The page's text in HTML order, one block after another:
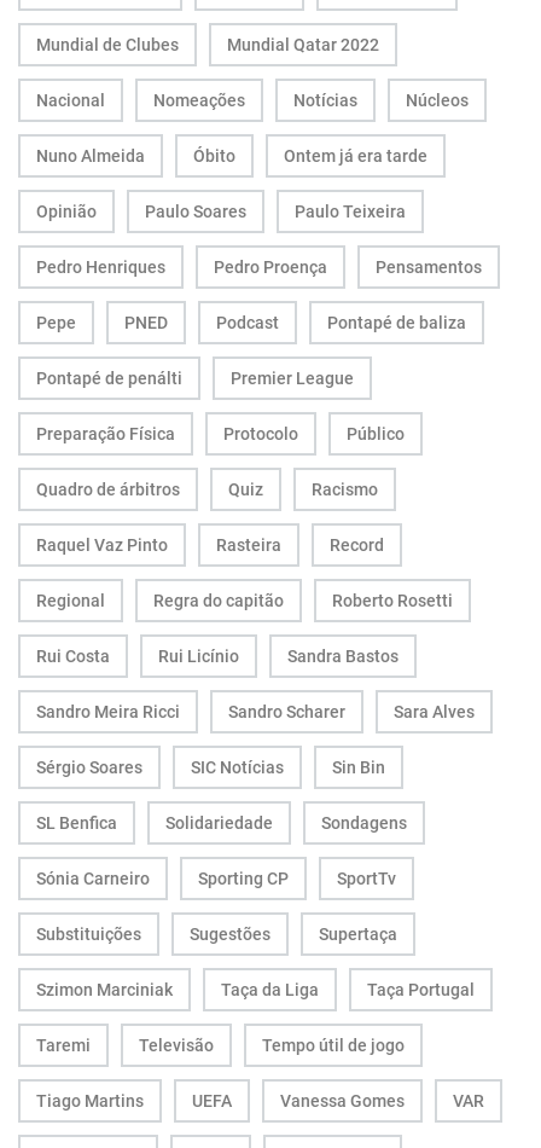
Mundial de Clubes Mundial Qatar 2022
Nacional Nomeações Notícias Núcleos
Nuno Almeida Óbito Ontem já era tarde
Opinião Paulo Soares Paulo Teixeira
Pedro Henriques Pedro Proença Pensamentos
Pepe PNED Podcast Pontapé de baliza
Pontapé de penálti Premier League
Preparação Física Protocolo Público
Quadro de árbitros Quiz Racismo
Raquel Vaz Pinto Rasteira Record
Regional Regra do capitão Roberto Rosetti
Rui Costa Rui Licínio Sandra Bastos
Sandro Meira Ricci Sandro Scharer Sara Alves
Sérgio Soares SIC Notícias Sin Bin
SL Benfica Solidariedade Sondagens
Sónia Carneiro Sporting CP SportTv
Substituições Sugestões Supertaça
Szimon Marciniak Taça da Liga Taça Portugal
Taremi Televisão Tempo útil de jogo
Tiago Martins UEFA Vanessa Gomes VAR